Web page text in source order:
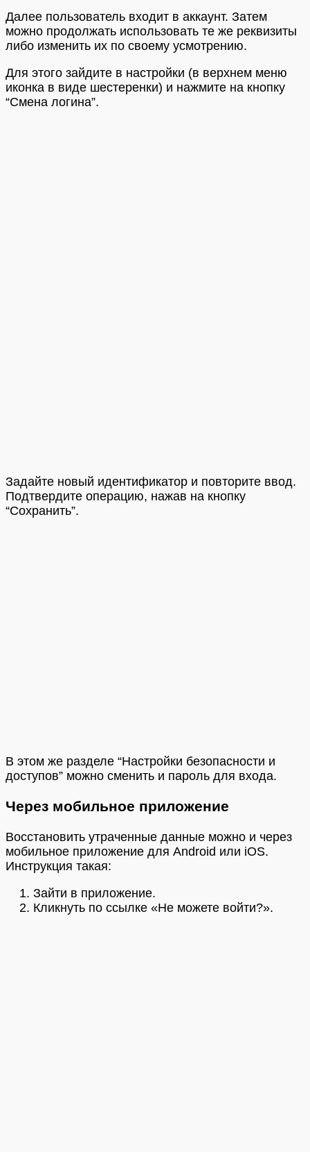
Далее пользователь входит в аккаунт. Затем
можно продолжать использовать те же реквизиты
либо изменить их по своему усмотрению.
Для этого зайдите в настройки (в верхнем меню
иконка в виде шестеренки) и нажмите на кнопку
“Смена логина”.
Задайте новый идентификатор и повторите ввод.
Подтвердите операцию, нажав на кнопку
“Сохранить”.
В этом же разделе “Настройки безопасности и
доступов” можно сменить и пароль для входа.
Через мобильное приложение
Восстановить утраченные данные можно и через
мобильное приложение для Android или iOS.
Инструкция такая:
Зайти в приложение.
Кликнуть по ссылке «Не можете войти?».